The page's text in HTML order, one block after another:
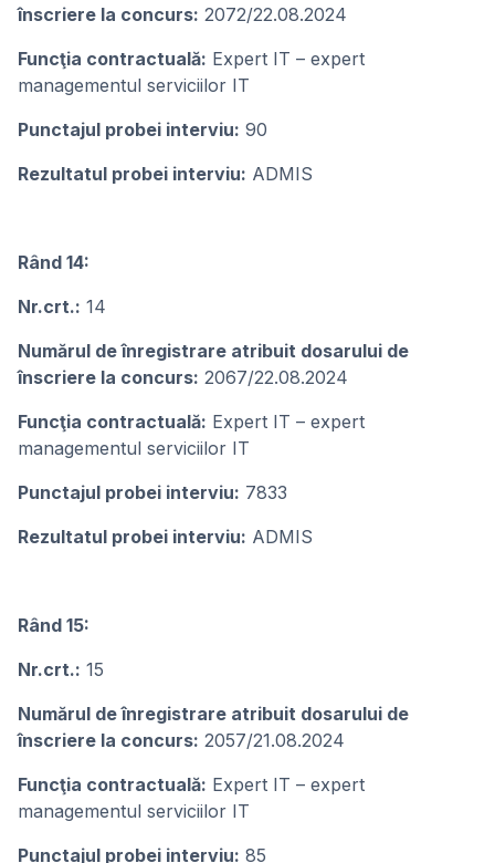
înscriere la concurs: 2072/22.08.2024
Funcţia contractuală: Expert IT – expert
managementul serviciilor IT
Punctajul probei interviu: 90
Rezultatul probei interviu: ADMIS
Rând 14:
Nr.crt.: 14
Numărul de înregistrare atribuit dosarului de
înscriere la concurs: 2067/22.08.2024
Funcţia contractuală: Expert IT – expert
managementul serviciilor IT
Punctajul probei interviu: 7833
Rezultatul probei interviu: ADMIS
Rând 15:
Nr.crt.: 15
Numărul de înregistrare atribuit dosarului de
înscriere la concurs: 2057/21.08.2024
Funcţia contractuală: Expert IT – expert
managementul serviciilor IT
Punctajul probei interviu: 85